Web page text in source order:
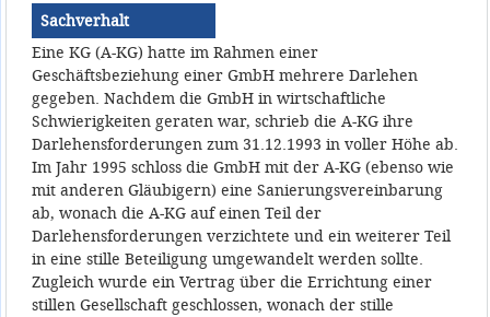
Sachverhalt
Eine KG (A-KG) hatte im Rahmen einer
Geschäftsbeziehung einer GmbH mehrere Darlehen
gegeben. Nachdem die GmbH in wirtschaftliche
Schwierigkeiten geraten war, schrieb die A-KG ihre
Darlehensforderungen zum 31.12.1993 in voller Höhe ab.
Im Jahr 1995 schloss die GmbH mit der A-KG (ebenso wie
mit anderen Gläubigern) eine Sanierungsvereinbarung
ab, wonach die A-KG auf einen Teil der
Darlehensforderungen verzichtete und ein weiterer Teil
in eine stille Beteiligung umgewandelt werden sollte.
Zugleich wurde ein Vertrag über die Errichtung einer
stillen Gesellschaft geschlossen, wonach der stille